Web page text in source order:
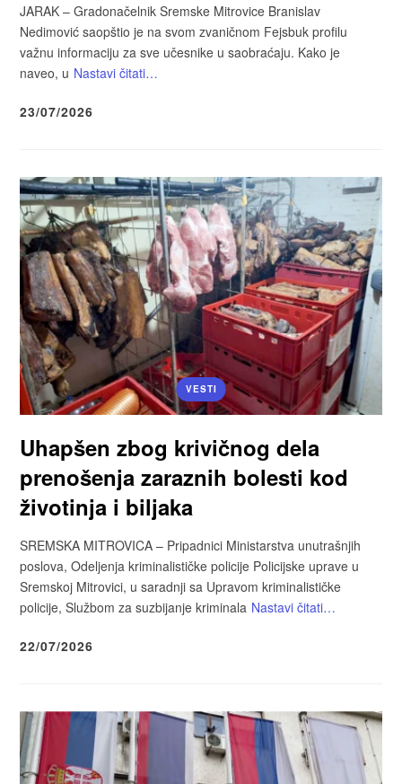
JARAK – Gradonačelnik Sremske Mitrovice Branislav
Nedimović saopštio je na svom zvaničnom Fejsbuk profilu
važnu informaciju za sve učesnike u saobraćaju. Kako je
naveo, u Nastavi čitati…
23/07/2026
VESTI
Uhapšen zbog krivičnog dela
prenošenja zaraznih bolesti kod
životinja i biljaka
SREMSKA MITROVICA – Pripadnici Ministarstva unutrašnjih
poslova, Odeljenja kriminalističke policije Policijske uprave u
Sremskoj Mitrovici, u saradnji sa Upravom kriminalističke
policije, Službom za suzbijanje kriminala Nastavi čitati…
22/07/2026